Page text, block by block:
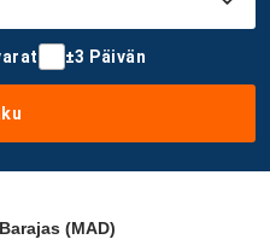
±3 Päivän
(MAD)